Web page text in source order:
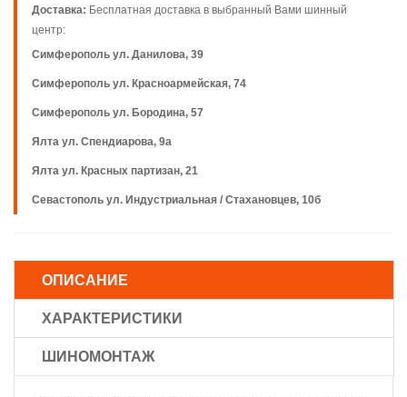
Доставка: Бесплатная доставка в выбранный Вами шинный
центр:
Симферополь ул. Данилова, 39
Симферополь ул. Красноармейская, 74
Симферополь ул. Бородина, 57
Ялта ул. Спендиарова, 9а
Ялта ул. Красных партизан, 21
Севастополь ул. Индустриальная / Стахановцев, 10б
ОПИСАНИЕ
ХАРАКТЕРИСТИКИ
ШИНОМОНТАЖ